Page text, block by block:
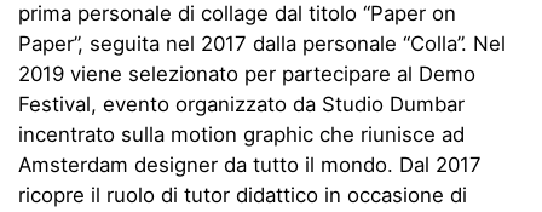
prima personale di collage dal titolo “Paper on
Paper”, seguita nel 2017 dalla personale “Colla”. Nel
2019 viene selezionato per partecipare al Demo
Festival, evento organizzato da Studio Dumbar
incentrato sulla motion graphic che riunisce ad
Amsterdam designer da tutto il mondo. Dal 2017
ricopre il ruolo di tutor didattico in occasione di